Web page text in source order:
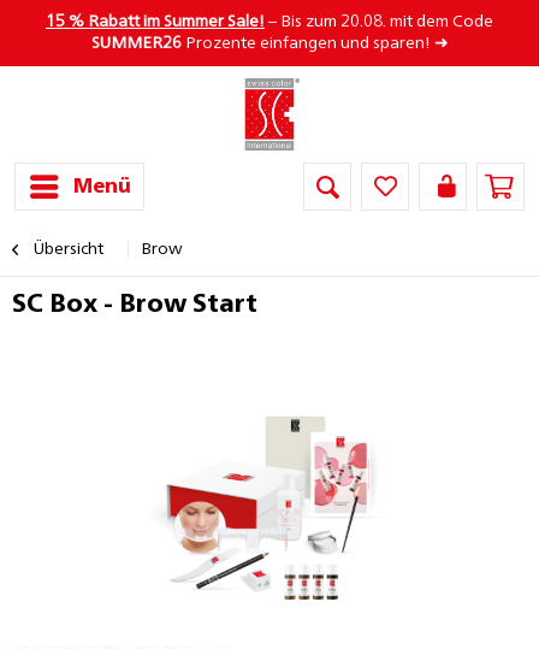
15 % Rabatt im Summer Sale! – Bis zum 20.08. mit dem Code
SUMMER26Prozente einfangen und sparen! ➜
Menü
Übersicht Brow
SC Box - Brow Start